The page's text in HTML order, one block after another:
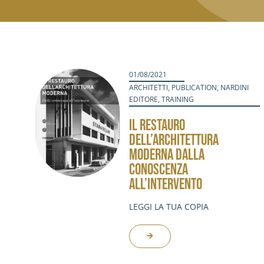
01/08/2021
ARCHITETTI, PUBLICATION, NARDINI
EDITORE, TRAINING
IL RESTAURO
DELL’ARCHITETTURA
MODERNA DALLA
CONOSCENZA
ALL’INTERVENTO
LEGGI LA TUA COPIA